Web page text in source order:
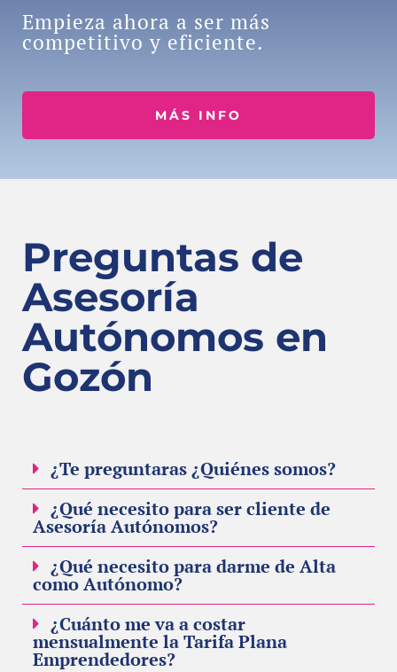
Empieza ahora a ser más
competitivo y eficiente.
MÁS INFO
Preguntas de
Asesoría
Autónomos en
Gozón
¿Te preguntaras ¿Quiénes somos?
¿Qué necesito para ser cliente de
Asesoría Autónomos?
¿Qué necesito para darme de Alta
como Autónomo?
¿Cuánto me va a costar
mensualmente la Tarifa Plana
Emprendedores?